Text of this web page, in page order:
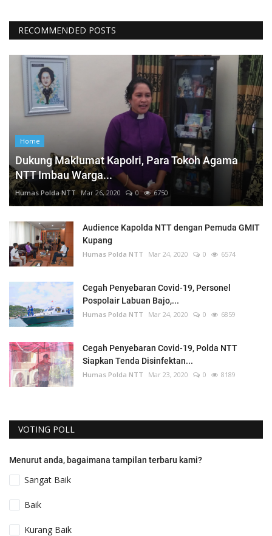
RECOMMENDED POSTS
Home
Dukung Maklumat Kapolri, Para Tokoh Agama
NTT Imbau Warga...
Humas Polda NTT Mar 26, 2020 0 6750
Audience Kapolda NTT dengan Pemuda GMIT
Kupang
Humas Polda NTT Mar 24, 2020 0 6574
Cegah Penyebaran Covid-19, Personel
Pospolair Labuan Bajo,...
Humas Polda NTT Mar 24, 2020 0 6859
Cegah Penyebaran Covid-19, Polda NTT
Siapkan Tenda Disinfektan...
Humas Polda NTT Mar 23, 2020 0 8189
VOTING POLL
Menurut anda, bagaimana tampilan terbaru kami?
Sangat Baik
Baik
Kurang Baik